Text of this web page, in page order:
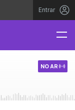
Entrar
NO AR